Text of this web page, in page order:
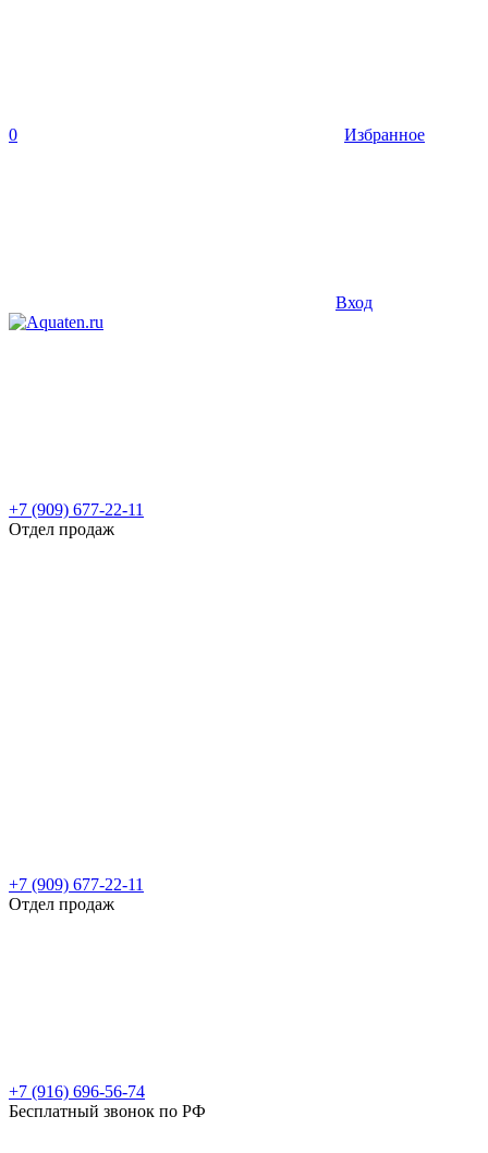
0 Избранное
Вход
+7 (909) 677-22-11
Отдел продаж
+7 (909) 677-22-11
Отдел продаж
+7 (916) 696-56-74
Бесплатный звонок по РФ